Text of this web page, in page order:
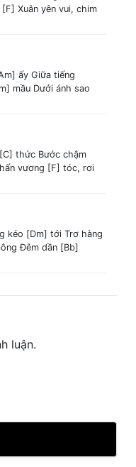
Xuân yên vui, chim
ấy Giữa tiếng
mầu Dưới ánh sao
thức Bước chậm
vương [F] tóc, rơi
kéo [Dm] tới Trơ hàng
Đêm dần [Bb]
luận.